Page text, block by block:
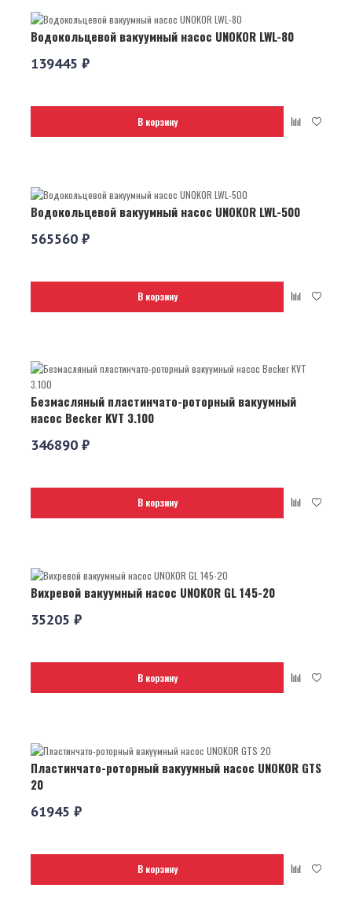
Водокольцевой вакуумный насос UNOKOR LWL-80
139445 ₽
В корзину
Водокольцевой вакуумный насос UNOKOR LWL-500
565560 ₽
В корзину
Безмасляный пластинчато-роторный вакуумный
насос Becker KVT 3.100
346890 ₽
В корзину
Вихревой вакуумный насос UNOKOR GL 145-20
35205 ₽
В корзину
Пластинчато-роторный вакуумный насос UNOKOR GTS
20
61945 ₽
В корзину